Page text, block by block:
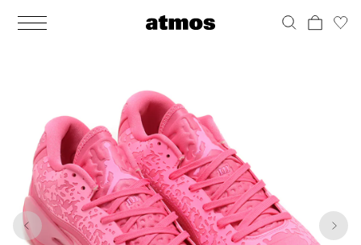
MEN
ウェア
バッグ
アクセサリー
その他
シューズ
ブーツ
サンダル
その他
すべてのシューズ
ウェア
アウター
パンツ
ソックス
アンダーウェア
バッグ
バックパック / リュック
ショルダー / メッセンジャーバッグ
トート / エコバッグ
クラッチ / セカンドバッグ
ウエストバッグ
アクセサリー
ポーチ / ウォレット
帽子
グッズ / アクセサリー
その他
すべてのアクセサリー
その他
シューケア / グッズ
おもちゃ / フィギュア
その他
すべてのその他
WOMENS
ウェア
バッグ
アクセサリー
その他
シューズ
ブーツ
サンダル / パンプス
その他
すべてのシューズ
ウェア
アウター
パンツ
ワンピース
スカート
バッグ
バックパック / リュック
ショルダー / メッセンジャーバッグ
トート / エコバッグ
クラッチ / セカンドバッグ
ウエストバッグ
アクセサリー
ポーチ / ウォレット
帽子
グッズ / アクセサリー
その他
すべてのアクセサリー
その他
シューケア / グッズ
おもちゃ / フィギュア
その他
すべてのその他
1 10